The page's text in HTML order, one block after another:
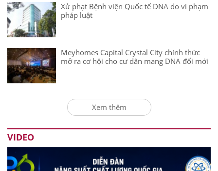
Xử phạt Bệnh viện Quốc tế DNA do vi phạm
pháp luật
Meyhomes Capital Crystal City chính thức
mở ra cơ hội cho cư dân mang DNA đổi mới
Xem thêm
VIDEO